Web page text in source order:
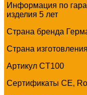
Информация по
изделия 5 лет
Страна бренда
Страна
Артикул CT100
Сертификаты CE,